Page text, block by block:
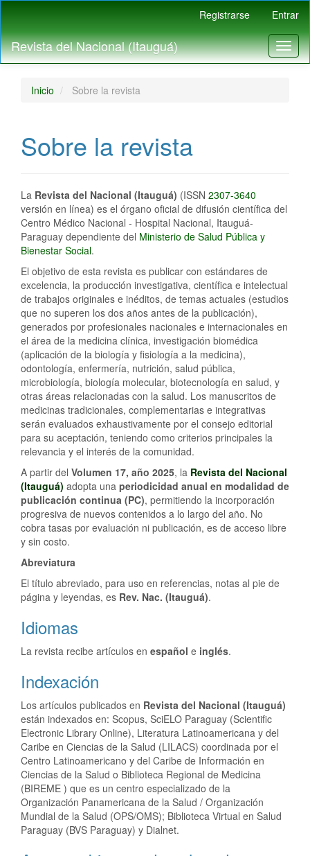
Contenido
principal
Barra
Registrarse Entrar
Revista del Nacional (Itauguá)
Inicio Sobre la revista
Sobre la revista
La Revista del Nacional (Itauguá) (ISSN 2307-3640
versión en línea) es el órgano oficial de difusión científica del
Centro Médico Nacional - Hospital Nacional, Itauguá-
Paraguay dependiente del Ministerio de Salud Pública y
Bienestar Social.
El objetivo de esta revista es publicar con estándares de
excelencia, la producción investigativa, científica e intelectual
de trabajos originales e inéditos, de temas actuales (estudios
que no superen los dos años antes de la publicación),
generados por profesionales nacionales e internacionales en
el área de la medicina clínica, investigación biomédica
(aplicación de la biología y fisiología a la medicina),
odontología, enfermería, nutrición, salud pública,
microbiología, biología molecular, biotecnología en salud, y
otras áreas relacionadas con la salud. Los manuscritos de
medicinas tradicionales, complementarias e integrativas
serán evaluados exhaustivamente por el consejo editorial
para su aceptación, teniendo como criterios principales la
relevancia y el interés de la comunidad.
A partir del Volumen 17, año 2025, la Revista del Nacional
(Itauguá) adopta una periodicidad anual en modalidad de
publicación continua (PC), permitiendo la incorporación
progresiva de nuevos contenidos a lo largo del año. No
cobra tasas por evaluación ni publicación, es de acceso libre
y sin costo.
Abreviatura
El título abreviado, para uso en referencias, notas al pie de
página y leyendas, es Rev. Nac. (Itauguá).
Idiomas
La revista recibe artículos en español e inglés.
Indexación
Los artículos publicados en Revista del Nacional (Itauguá)
están indexados en: Scopus, SciELO Paraguay (Scientific
Electronic Library Online), Literatura Latinoamericana y del
Caribe en Ciencias de la Salud (LILACS) coordinada por el
Centro Latinoamericano y del Caribe de Información en
Ciencias de la Salud o Biblioteca Regional de Medicina
(BIREME ) que es un centro especializado de la
Organización Panamericana de la Salud / Organización
Mundial de la Salud (OPS/OMS); Biblioteca Virtual en Salud
Paraguay (BVS Paraguay) y Dialnet.